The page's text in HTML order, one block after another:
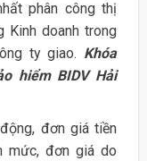
phân công thị
Kinh doanh trong
ty giao. Khóa
hiểm BIDV Hải
đơn giá tiền
mức, đơn giá do